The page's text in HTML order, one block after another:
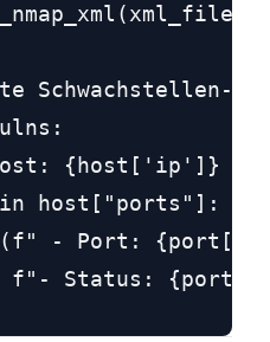
Schwachstellen-
{host['ip']}
host["ports"]:
- Port:
f"- Status: